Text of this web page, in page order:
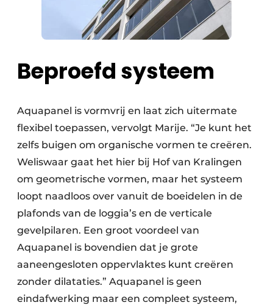
Beproefd systeem
Aquapanel is vormvrij en laat zich uitermate
flexibel toepassen, vervolgt Marije. “Je kunt het
zelfs buigen om organische vormen te creëren.
Weliswaar gaat het hier bij Hof van Kralingen
om geometrische vormen, maar het systeem
loopt naadloos over vanuit de boeidelen in de
plafonds van de loggia’s en de verticale
gevelpilaren. Een groot voordeel van
Aquapanel is bovendien dat je grote
aaneengesloten oppervlaktes kunt creëren
zonder dilataties.” Aquapanel is geen
eindafwerking maar een compleet systeem,